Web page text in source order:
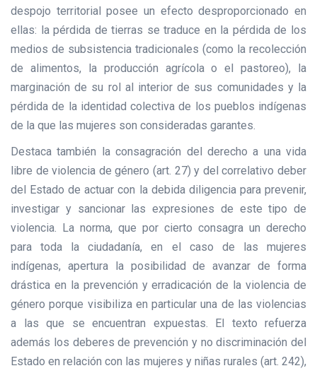
despojo territorial posee un efecto desproporcionado en
ellas: la pérdida de tierras se traduce en la pérdida de los
medios de subsistencia tradicionales (como la recolección
de alimentos, la producción agrícola o el pastoreo), la
marginación de su rol al interior de sus comunidades y la
pérdida de la identidad colectiva de los pueblos indígenas
de la que las mujeres son consideradas garantes.
Destaca también la consagración del derecho a una vida
libre de violencia de género (art. 27) y del correlativo deber
del Estado de actuar con la debida diligencia para prevenir,
investigar y sancionar las expresiones de este tipo de
violencia. La norma, que por cierto consagra un derecho
para toda la ciudadanía, en el caso de las mujeres
indígenas, apertura la posibilidad de avanzar de forma
drástica en la prevención y erradicación de la violencia de
género porque visibiliza en particular una de las violencias
a las que se encuentran expuestas. El texto refuerza
además los deberes de prevención y no discriminación del
Estado en relación con las mujeres y niñas rurales (art. 242),